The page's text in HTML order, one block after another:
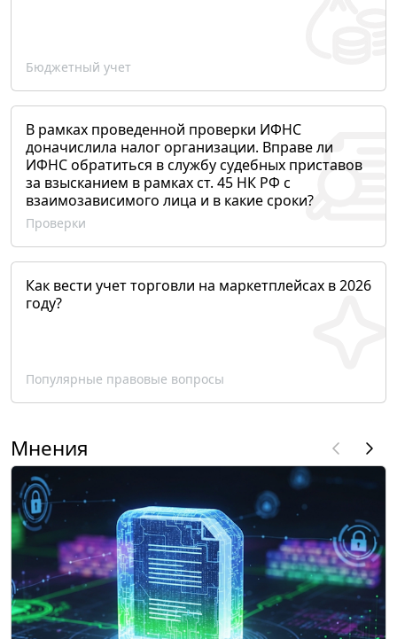
Бюджетный учет
В рамках проведенной проверки ИФНС
доначислила налог организации. Вправе ли
ИФНС обратиться в службу судебных приставов
за взысканием в рамках ст. 45 НК РФ с
взаимозависимого лица и в какие сроки?
Проверки
Как вести учет торговли на маркетплейсах в 2026
году?
Популярные правовые вопросы
Мнения